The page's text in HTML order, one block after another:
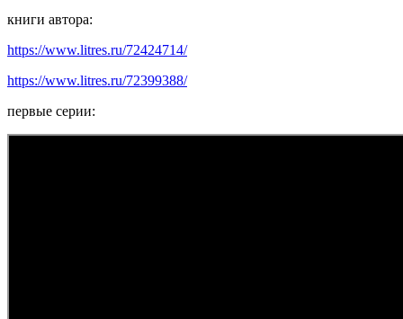
книги автора:
https://www.litres.ru/72424714/
https://www.litres.ru/72399388/
первые серии: